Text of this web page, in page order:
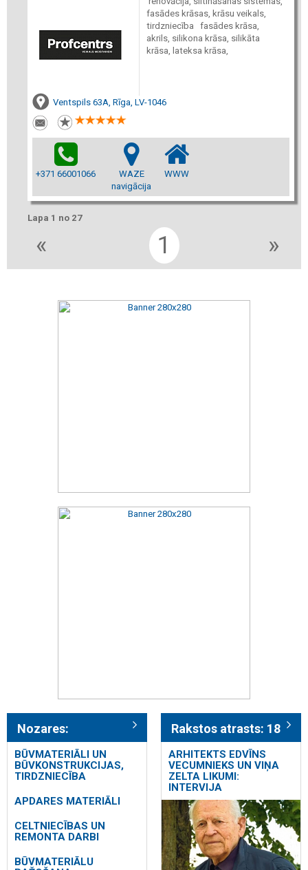
fasādes krāsas, krāsu veikals,
tirdzniecība fasādes krāsa,
akrils, silikona krāsa, silikāta
krāsa, lateksa krāsa,
Ventspils 63A, Rīga, LV-1046
+371 66001066
WAZE
navigācija
WWW
Lapa 1 no 27
« 1 »
Nozares:
BŪVMATERIĀLI UN
BŪVKONSTRUKCIJAS,
TIRDZNIECĪBA
APDARES MATERIĀLI
CELTNIECĪBAS UN
REMONTA DARBI
BŪVMATERIĀLU
Rakstos atrasts: 18
ARHITEKTS EDVĪNS
VECUMNIEKS UN VIŅA
ZELTA LIKUMI:
INTERVIJA